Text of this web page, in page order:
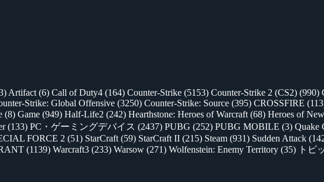
Artifact (6) Call of Duty4 (164) Counter-Strike (5153) Counter-Strike 2 (CS2) (990)
Strike: Global Offensive (3250) Counter-Strike: Source (395) CROSSFIRE
(8) Game (949) Half-Life2 (242) Hearthstone: Heroes of Warcraft (68) Heroes of
(133) PC・ゲーミングデバイス (2437) PUBG (252) PUBG MOBILE (3) Quake
FORCE 2 (51) StarCraft (59) StarCraft II (215) Steam (931) Sudden Attack
(1139) Warcraft3 (233) Warsow (271) Wolfenstein: Enemy Territory (35) トピ